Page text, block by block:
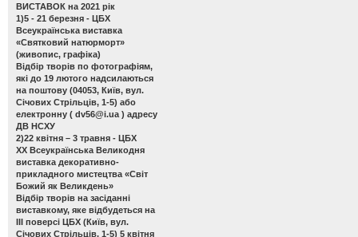
ВИСТАВОК на 2021 рік
1)5 - 21 березня - ЦБХ
Всеукраїнська виставка
«Святковий натюрморт»
(живопис, графіка)
Відбір творів по фотографіям,
які до 19 лютого надсилаються
на поштову (04053, Київ, вул.
Січових Стрільців, 1-5) або
електронну ( dv56@i.ua ) адресу
ДВ НСХУ
2)22 квітня – 3 травня - ЦБХ
ХХ Всеукраїнська Великодня
виставка декоративно-
прикладного мистецтва «Світ
Божий як Великдень»
Відбір творів на засіданні
виставкому, яке відбудеться на
ІІІ поверсі ЦБХ (Київ, вул.
Січових Стрільців, 1-5) 5 квітня